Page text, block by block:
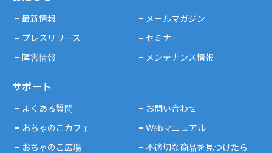
最新情報
メールマガジン
プレスリリース
セミナー
障害情報
メンテナンス情報
サポート
よくある質問
お問い合わせ
おちゃのこカフェ
Webマニュアル
おちゃのこ広場
不適切な商品を見つけたら